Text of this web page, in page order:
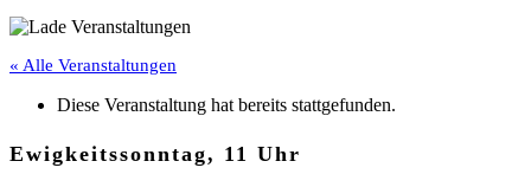
« Alle Veranstaltungen
Diese Veranstaltung hat bereits stattgefunden.
Ewigkeitssonntag, 11 Uhr